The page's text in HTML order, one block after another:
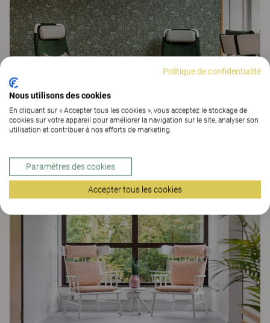
Maison de retraite Ranagård
ESPACES SANTÉ
Politique de confidentialité
Nous utilisons des cookies
En cliquant sur « Accepter tous les cookies », vous acceptez le stockage de
cookies sur votre appareil pour améliorer la navigation sur le site, analyser son
utilisation et contribuer à nos efforts de marketing.
Paramètres des cookies
Accepter tous les cookies